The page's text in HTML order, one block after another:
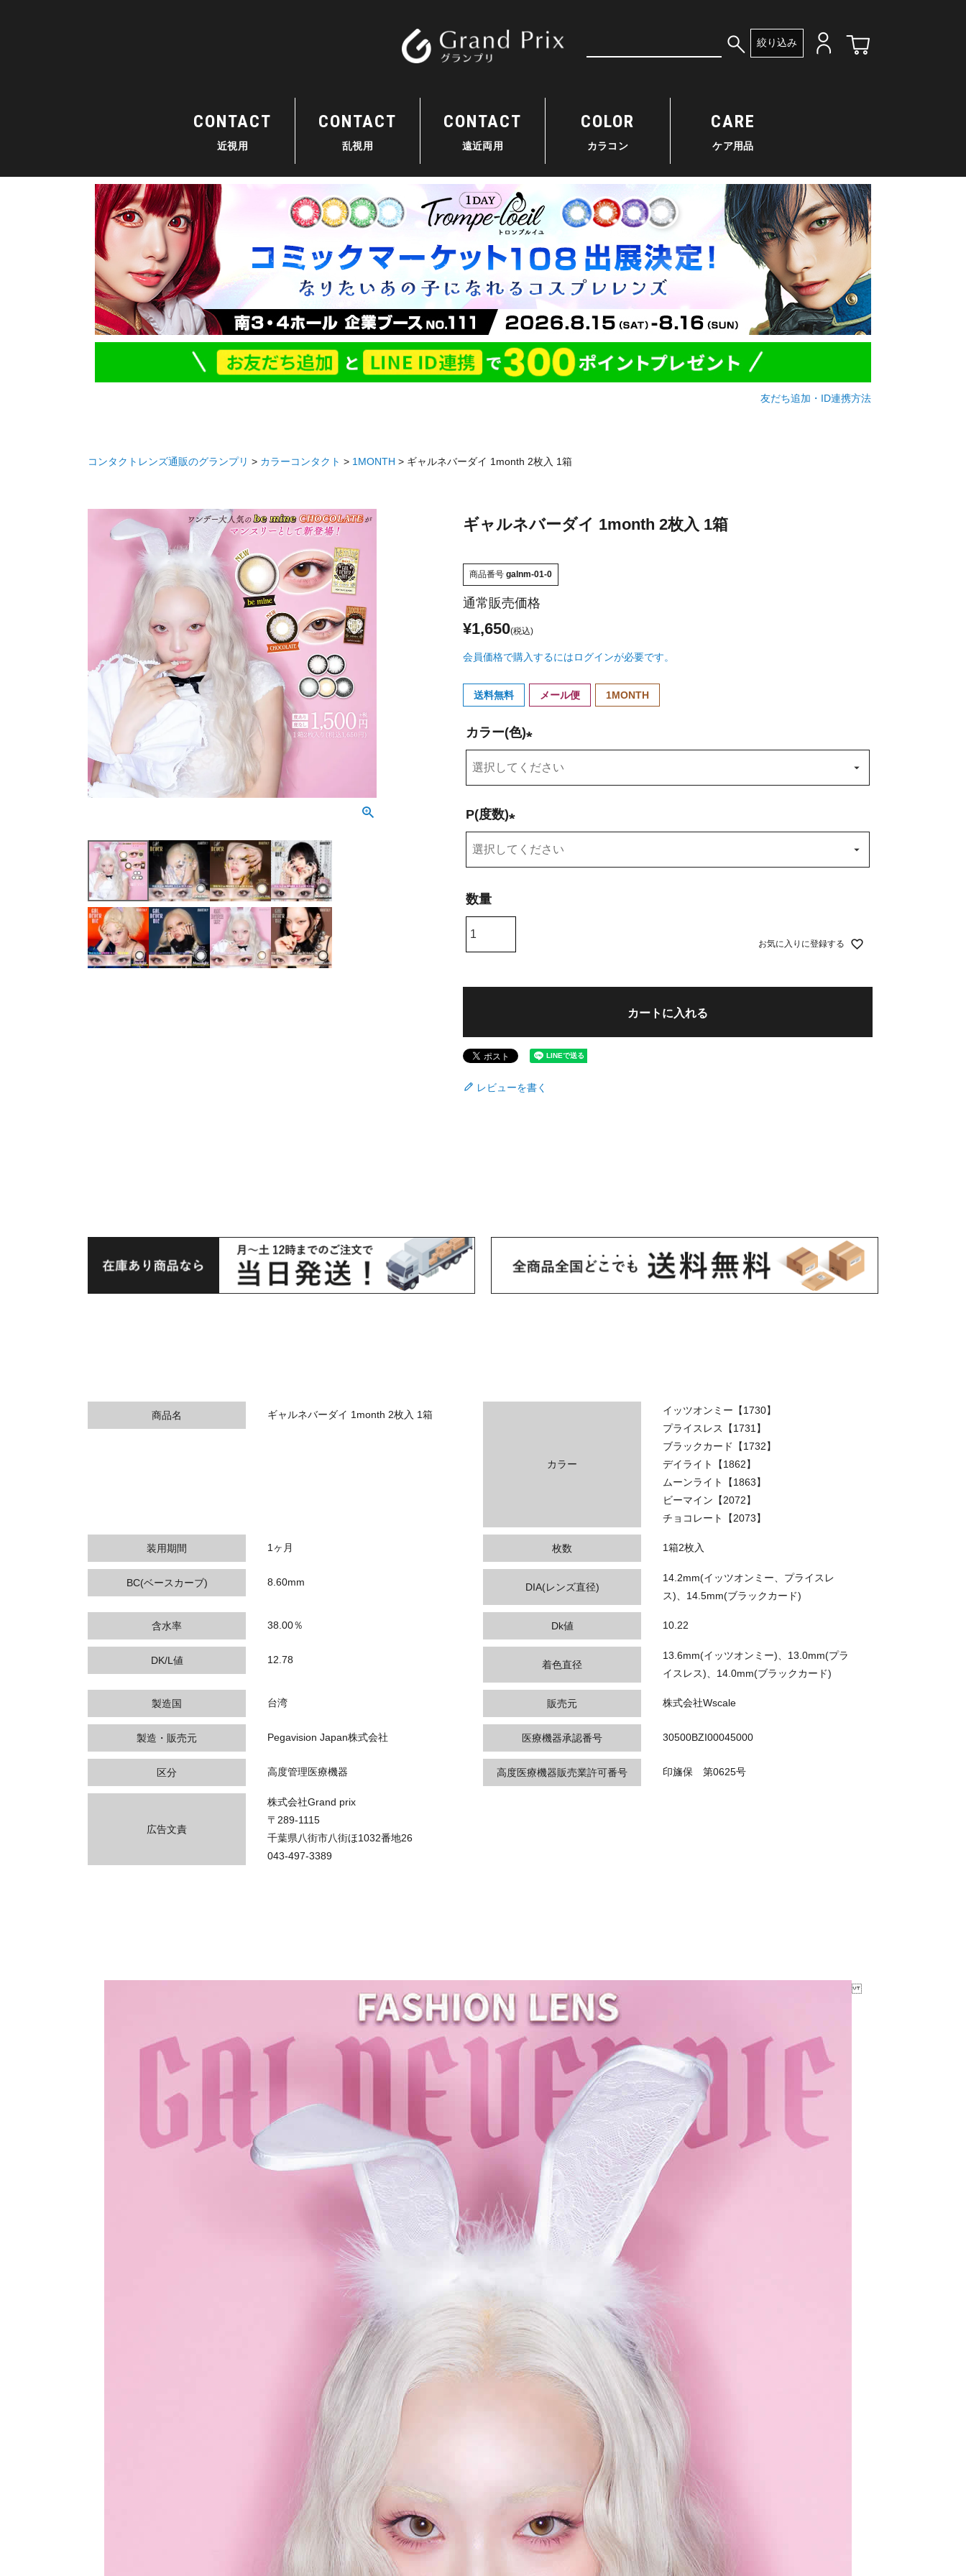
絞り込み
CONTACT
近視用
CONTACT
乱視用
CONTACT
遠近両用
COLOR
カラコン
CARE
ケア用品
友だち追加・ID連携方法
コンタクトレンズ通販のグランプリ カラーコンタクト 1MONTH ギャルネバーダイ 1month 2枚入 1箱
ギャルネバーダイ 1month 2枚入 1箱
商品番号 galnm-01-0
通常販売価格
¥1,650
会員価格で購入するにはログインが必要です。
送料無料 メール便 1MONTH
カラー(色)
必
)
P(度数)
(
必
)
お気に入りに登録する
カートに入れる
レビューを書く
商品名 ギャルネバーダイ 1month 2枚入 1箱
カラー
イッツオンミー【1730】
プライスレス【1731】
ブラックカード【1732】
デイライト【1862】
ムーンライト【1863】
ビーマイン【2072】
チョコレート【2073】
装用期間 1ヶ月 枚数 1箱2枚入
BC(ベースカーブ) 8.60mm DIA(レンズ直径)
14.2mm(イッツオンミー、プライスレ
ス)、14.5mm(ブラックカード)
含水率 38.00％ Dk値 10.22
DK/L値 12.78 着色直径
13.6mm(イッツオンミー)、13.0mm(プラ
イスレス)、14.0mm(ブラックカード)
製造国 台湾 販売元 株式会社Wscale
製造・販売元 Pegavision Japan株式会社 医療機器承認番号 30500BZI00045000
区分 高度管理医療機器 高度医療機器販売業許可番号 印旛保 第0625号
広告文責
株式会社Grand prix
〒289-1115
千葉県八街市八街ほ1032番地26
043-497-3389